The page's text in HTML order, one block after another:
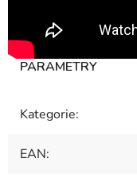
Kategorie:
EAN: